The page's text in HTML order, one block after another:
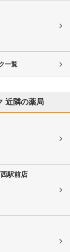
一覧
近隣の薬局
駅前店